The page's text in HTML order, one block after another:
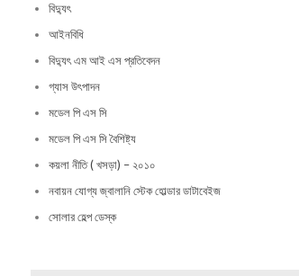
বিদ্যুৎ
আইনবিধি
বিদ্যুৎ এম আই এস প্রতিবেদন
গ্যাস উৎপাদন
মডেল পি এস সি
মডেল পি এস সি বৈশিষ্ট্য
কয়লা নীতি ( খসড়া) – ২০১০
নবায়ন যোগ্য জ্বালানি স্টেক হোল্ডার ডাটাবেইজ
সোলার হেল্প ডেস্ক